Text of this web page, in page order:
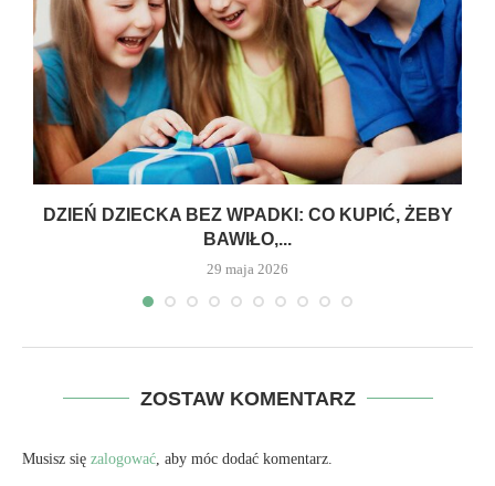
DZIEŃ DZIECKA BEZ WPADKI: CO KUPIĆ, ŻEBY
BAWIŁO,...
29 maja 2026
ZOSTAW KOMENTARZ
Musisz się zalogować , aby móc dodać komentarz.